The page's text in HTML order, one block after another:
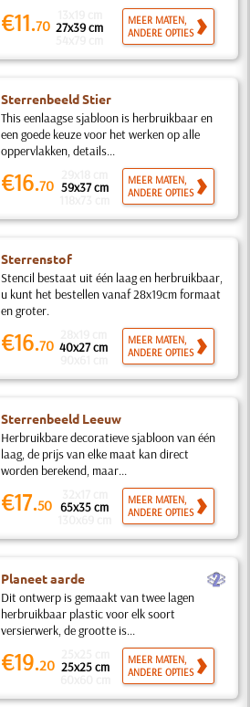
€11.70 27x39 cm
MEER MATEN,
ANDERE OPTIES
Sterrenbeeld Stier
This eenlaagse sjabloon is herbruikbaar en
een goede keuze voor het werken op alle
oppervlakken, details...
€16.70 59x37 cm
MEER MATEN,
ANDERE OPTIES
Sterrenstof
Stencil bestaat uit één laag en herbruikbaar,
u kunt het bestellen vanaf 28x19cm formaat
en groter.
€16.70 40x27 cm
MEER MATEN,
ANDERE OPTIES
Sterrenbeeld Leeuw
Herbruikbare decoratieve sjabloon van één
laag, de prijs van elke maat kan direct
worden berekend, maar...
€17.50 65x35 cm
MEER MATEN,
ANDERE OPTIES
Planeet aarde b
Dit ontwerp is gemaakt van twee lagen
herbruikbaar plastic voor elk soort
versierwerk, de grootte is...
€19.20 25x25 cm
MEER MATEN,
ANDERE OPTIES